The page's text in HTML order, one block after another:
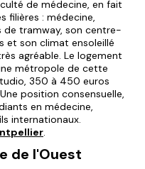
de médecine, en fait
filières : médecine,
de tramway, son centre-
et son climat ensoleillé
agréable. Le logement
métropole de cette
350 à 450 euros
position consensuelle,
en médecine,
internationaux.
.
de l'Ouest